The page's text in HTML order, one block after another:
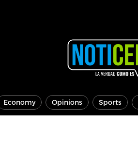
Economy Opinions Sports